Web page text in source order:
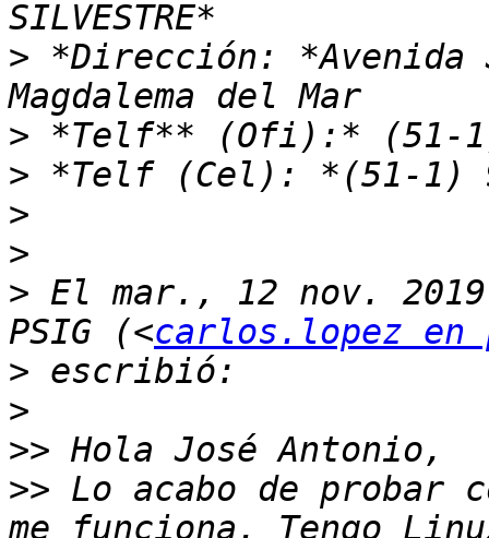
> *Dirección: *Avenida
>
>
>
>
> El mar., 12 nov.
PSIG (<carlos.lopez en
>
>
>>
>> Lo acabo de probar